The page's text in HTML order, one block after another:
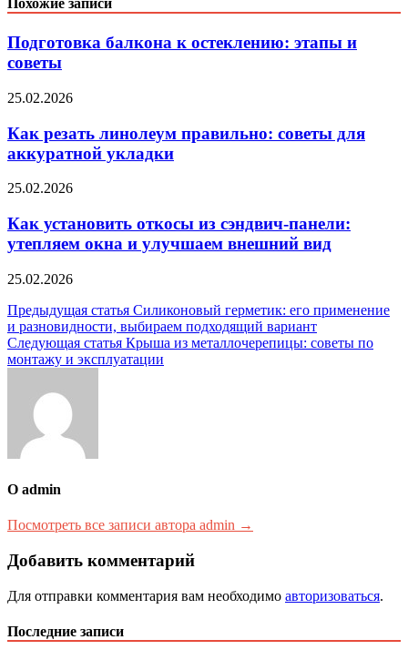
Подготовка балкона к остеклению: этапы и
советы
25.02.2026
Как резать линолеум правильно: советы для
аккуратной укладки
25.02.2026
Как установить откосы из сэндвич-панели:
утепляем окна и улучшаем внешний вид
25.02.2026
Навигация
по
записям
Предыдущая статья Силиконовый герметик: его применение
и разновидности, выбираем подходящий вариант
Следующая статья Крыша из металлочерепицы: советы по
монтажу и эксплуатации
О admin
Посмотреть все записи автора admin →
Добавить комментарий
Для отправки комментария вам необходимо авторизоваться.
Последние записи